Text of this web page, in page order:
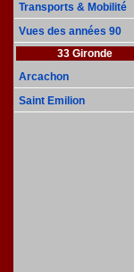
Transports & Mobilité
Vues des années 90
33 Gironde
Arcachon
Saint Emilion